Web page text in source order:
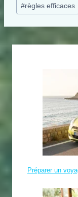
la#règles efficaces
Préparer un